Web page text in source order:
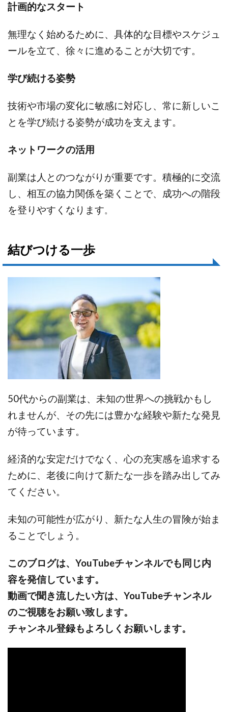
計画的なスタート
無理なく始めるために、具体的な目標やスケジュ
ールを立て、徐々に進めることが大切です。
学び続ける姿勢
技術や市場の変化に敏感に対応し、常に新しいこ
とを学び続ける姿勢が成功を支えます。
ネットワークの活用
副業は人とのつながりが重要です。積極的に交流
し、相互の協力関係を築くことで、成功への階段
を登りやすくなります
結びつける一歩
50代からの副業は、未知の世界への挑戦かもし
れませんが、その先には豊かな経験や新たな発見
が待っています。
経済的な安定だけでなく、心の充実感を追求する
ために、老後に向けて新たな一歩を踏み出してみ
てください。
未知の可能性が広がり、新たな人生の冒険が始ま
ることでしょう。
このブログは、YouTubeチャンネルでも同じ内
容を発信しています。
動画で聞き流したい方は、YouTubeチャンネル
のご視聴をお願い致します。
チャンネル登録もよろしくお願いします。